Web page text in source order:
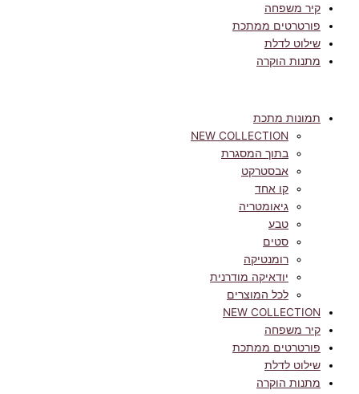
קיר משפחה
פורטרטים ממתכת
שילוט לדלת
מתנות הוקרה
תמונות מתכת
NEW COLLECTION
בתוך המסגרת
אבסטרקט
קו אחד
גיאומטריה
טבע
סטים
רומנטיקה
יודאיקה מודרנית
לכל המוצרים
NEW COLLECTION
קיר משפחה
פורטרטים ממתכת
שילוט לדלת
מתנות הוקרה